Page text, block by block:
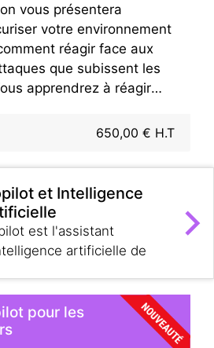
vous présentera
votre environnement
réagir face aux
que subissent les
apprendrez à réagir
dans l'usage d'un
650,00 € H.T
et Intelligence
est l'assistant
artificielle de
de Microsoft,
Microsoft 365,
pour les